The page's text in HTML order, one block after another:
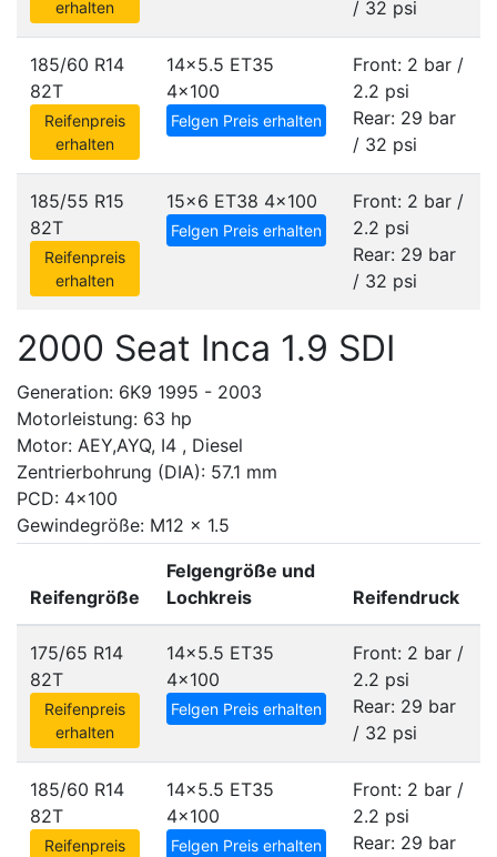
erhalten / 32 psi
185/60 R14
82T
Reifenpreis
erhalten
14x5.5 ET35
4x100
Felgen Preis erhalten
Front: 2 bar /
2.2 psi
Rear: 29 bar
/ 32 psi
185/55 R15
82T
Reifenpreis
erhalten
15x6 ET38 4x100
Felgen Preis erhalten
Front: 2 bar /
2.2 psi
Rear: 29 bar
/ 32 psi
2000 Seat Inca 1.9 SDI
Generation: 6K9 1995 - 2003
Motorleistung: 63 hp
Motor: AEY,AYQ, I4 , Diesel
Zentrierbohrung (DIA): 57.1 mm
PCD: 4x100
Gewindegröße: M12 x 1.5
Reifengröße
Felgengröße und
Lochkreis
Reifendruck
175/65 R14
82T
Reifenpreis
erhalten
14x5.5 ET35
4x100
Felgen Preis erhalten
Front: 2 bar /
2.2 psi
Rear: 29 bar
/ 32 psi
185/60 R14
82T
Reifenpreis
14x5.5 ET35
4x100
Felgen Preis erhalten
Front: 2 bar /
2.2 psi
Rear: 29 bar